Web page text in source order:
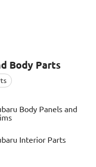
Body Parts
Body Panels and
Interior Parts